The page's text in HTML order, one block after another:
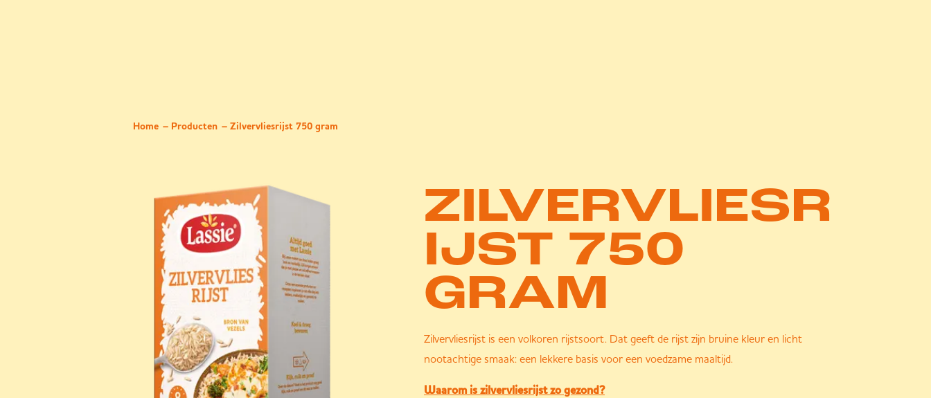
Home Producten Zilvervliesrijst 750 gram
ZILVERVLIESR
IJST 750
GRAM
Zilvervliesrijst is een volkoren rijstsoort. Dat geeft de rijst zijn bruine kleur en licht
nootachtige smaak: een lekkere basis voor een voedzame maaltijd.
Waarom is zilvervliesrijst zo gezond?